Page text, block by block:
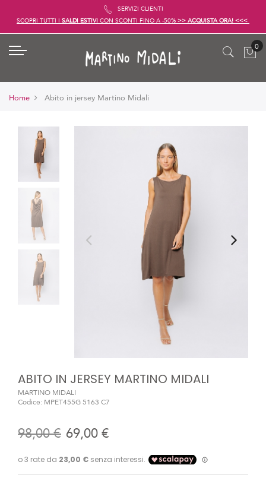
SERVIZI CLIENTI
SCOPRI TUTTI I SALDI ESTIVI CON SCONTI FINO A -50% >> ACQUISTA ORA! <<<
Home Abito in jersey Martino Midali
ABITO IN JERSEY MARTINO MIDALI
MARTINO MIDALI
Codice: MPET455G 5163 C7
69,00 €
98,00 €